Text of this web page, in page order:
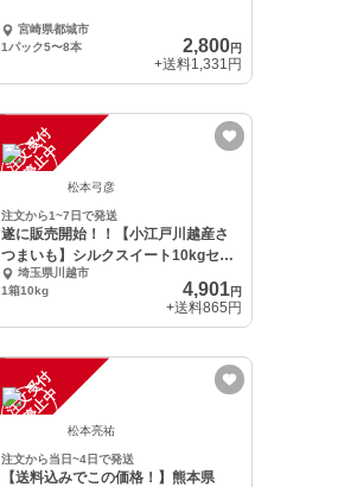
宮崎県都城市
1パック5〜8本
2,800円
+送料1,331円
注
文
受
付
停
止
中
松本弓彦
注文から1~7日で発送
遂に販売開始！！【小江戸川越産さ
つまいも】シルクスイート10kgセッ
ト 埼玉県川越市
1箱10kg
4,901円
+送料865円
注
文
受
付
停
止
中
松本亮祐
注文から当日~4日で発送
【送料込みでこの価格！】熊本県